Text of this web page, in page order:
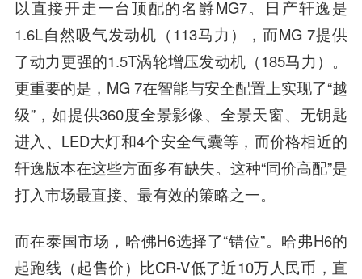
以直接开走一台顶配的名爵MG7。日产轩逸是
1.6L自然吸气发动机（113马力），而MG 7提供
了动力更强的1.5T涡轮增压发动机（185马力）。
更重要的是，MG 7在智能与安全配置上实现了“越
级”，如提供360度全景影像、全景天窗、无钥匙
进入、LED大灯和4个安全气囊等，而价格相近的
轩逸版本在这些方面多有缺失。这种“同价高配”是
打入市场最直接、最有效的策略之一。
而在泰国市场，哈佛H6选择了“错位”。哈弗H6的
起跑线（起售价）比CR-V低了近10万人民币，直